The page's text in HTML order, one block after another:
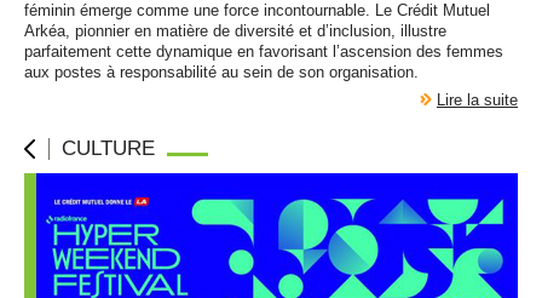
féminin émerge comme une force incontournable. Le Crédit Mutuel
Arkéa, pionnier en matière de diversité et d’inclusion, illustre
parfaitement cette dynamique en favorisant l’ascension des femmes
aux postes à responsabilité au sein de son organisation.
Lire la suite
CULTURE